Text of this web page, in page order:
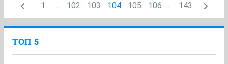
1 ... 102 103 104 105 106 ... 143
ТОП 5